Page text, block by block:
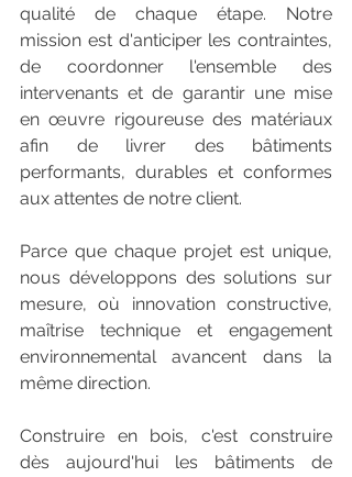
qualité de chaque étape. Notre
mission est d'anticiper les contraintes,
de coordonner l'ensemble des
intervenants et de garantir une mise
en œuvre rigoureuse des matériaux
afin de livrer des bâtiments
performants, durables et conformes
aux attentes de notre client.
Parce que chaque projet est unique,
nous développons des solutions sur
mesure, où innovation constructive,
maîtrise technique et engagement
environnemental avancent dans la
même direction.
Construire en bois, c'est construire
dès aujourd'hui les bâtiments de